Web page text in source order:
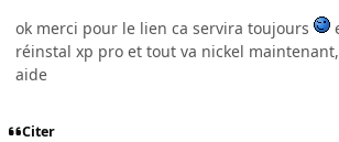
ok merci pour le lien ca servira toujours
réinstal xp pro et tout va nickel
aide
Citer